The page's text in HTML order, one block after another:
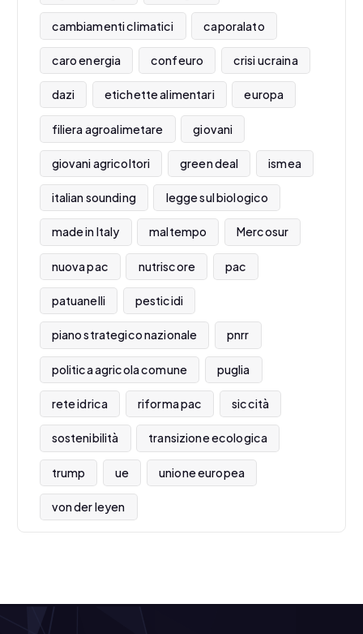
cambiamenti climatici caporalato
caro energia confeuro crisi ucraina
dazi etichette alimentari europa
filiera agroalimetare giovani
giovani agricoltori green deal ismea
italian sounding legge sul biologico
made in Italy maltempo Mercosur
nuova pac nutriscore pac
patuanelli pesticidi
piano strategico nazionale pnrr
politica agricola comune puglia
rete idrica riforma pac siccità
sostenibilità transizione ecologica
trump ue unione europea
von der leyen